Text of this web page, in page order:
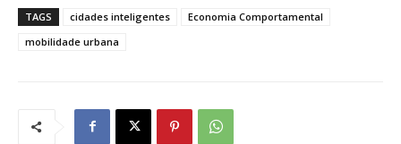
TAGS cidades inteligentes
Economia Comportamental
mobilidade urbana